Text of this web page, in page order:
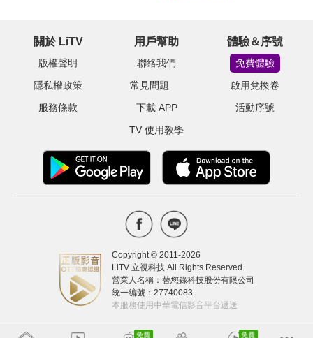
關於 LiTV
版權聲明
隱私權政策
服務條款
用戶幫助
聯絡我們
常見問題
下載 APP
TV 使用教學
體驗＆序號
免費體驗
啟用兌換卷
活動序號
Copyright © 2011-2026
LiTV 立視科技 All Rights Reserved.
營業人名稱：替您錄科技股份有限公司
統一編號：27740083
本服務使用中華電信影音平台遞送